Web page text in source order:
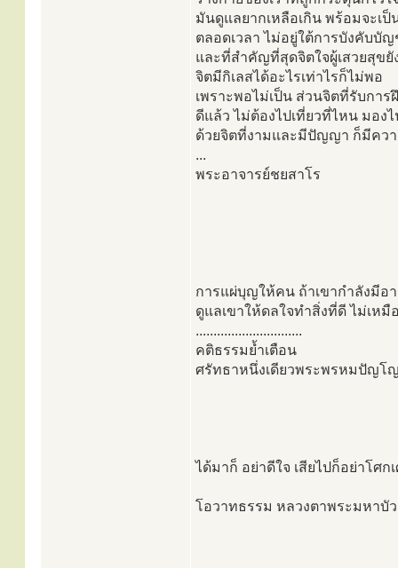
มันดูแลยากเหลือเกิน พร้อมจะเ
ตลอดเวลา ไม่อยู่ใต้การบังคับบัญ
และที่สำคัญที่สุดจิตใจผู้เสวยสุขยั
จิตมีกิเลสได้อะไรเท่าไรก็ไม่พอ
เพราะพอไม่เป็น ส่วนจิตที่รับการ
ดีแล้ว ไม่ต้องไปเที่ยวที่ไหน มอง
ด้วยจิตที่งามและมีปัญญา ก็มีคว
...
พระอาจารย์ชยสาโร
การแผ่บุญให้คน ถ้าเขากำลังมี
ดูแลเขาให้ดลใจทำสิ่งที่ดี ไม่เห
..............................
คติธรรมย้ำเตือน
ศรัทธาหนึ่งเดียวพระพรหมปัญโ
ได้มาก็ อย่าดีใจ เสียไปก็อย่าโศ
โอวาทธรรม หลวงตาพระมหา